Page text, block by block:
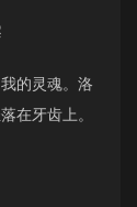
的灵魂。洛
牙齿上。